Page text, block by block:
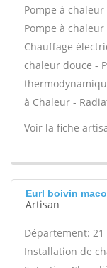
Pompe à
Pompe à
Chauffage
chaleur douce -
à Chaleur -
Voir la fiche
Eurl boivin
Artisan
Département: 21
Installation de